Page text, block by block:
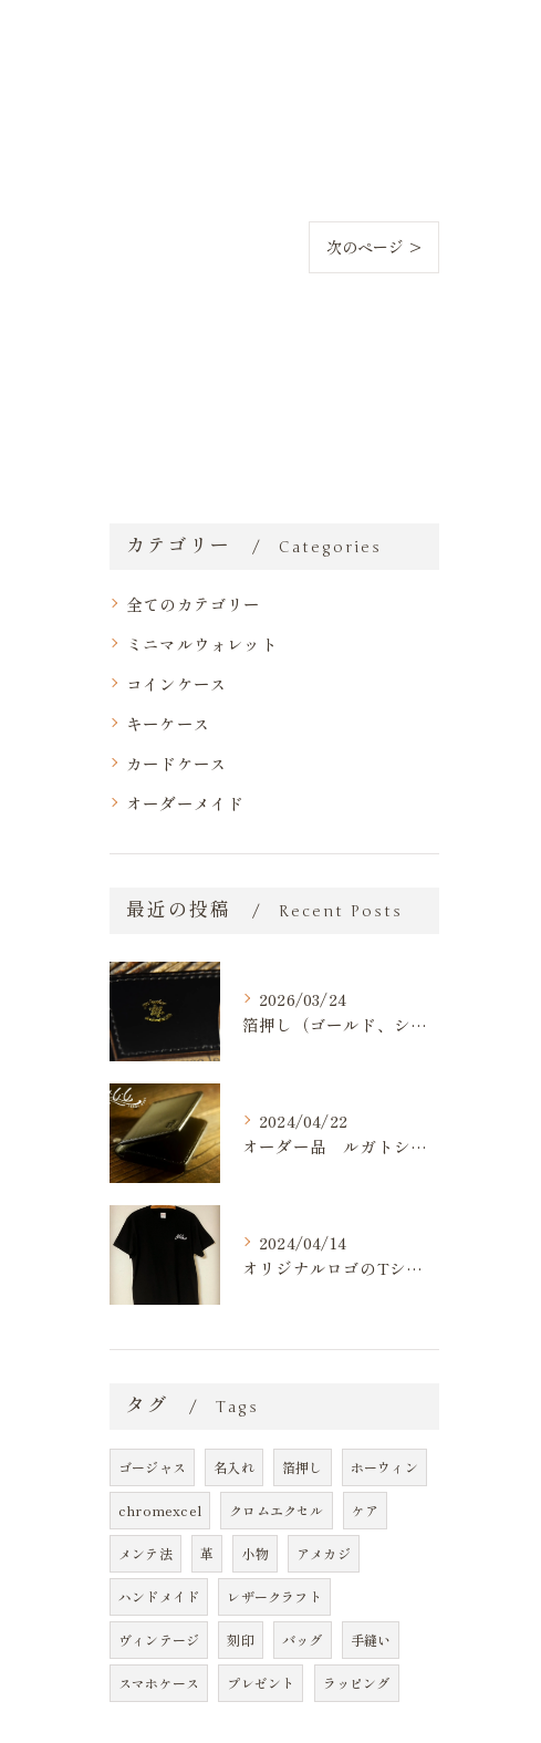
次のページ >
カテゴリー Categories
全てのカテゴリー
ミニマルウォレット
コインケース
キーケース
カードケース
オーダーメイド
最近の投稿 Recent Posts
2026/03/24
箔押し（ゴールド、シルバー）が出来るようになりました。
2024/04/22
オーダー品 ルガトショルダー 名刺入れ
2024/04/14
オリジナルロゴのTシャツ作りました💪
タグ Tags
ゴージャス 名入れ 箔押し ホーウィン
chromexcel クロムエクセル ケア
メンテ法 革 小物 アメカジ
ハンドメイド レザークラフト
ヴィンテージ 刻印 バッグ 手縫い
スマホケース プレゼント ラッピング